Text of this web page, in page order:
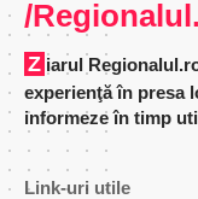
/
Ziarul Regionalul.ro este produsul unei echipe cu
experienţă în presa
informeze în timp
Link-uri utile